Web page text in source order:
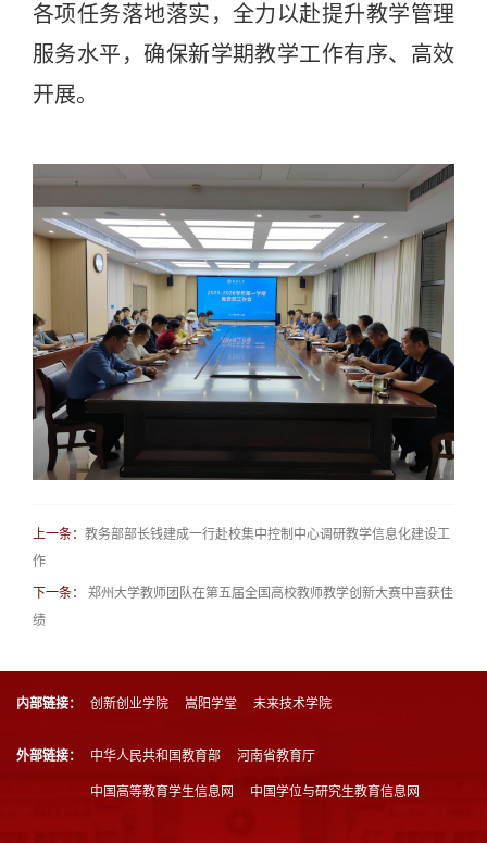
各项任务落地落实 ，全力以赴提升教学管理
服务水平，确保新学期教学工作有序、高效
开展。
上一条： 教务部部长钱建成一行赴校集中控制中心调研教学信息化建设工
作
下一条：
郑州大学教师团队在第五届全国高校教师教学创新大赛中喜获佳
绩
内部链接： 创新创业学院 嵩阳学堂 未来技术学院
外部链接： 中华人民共和国教育部 河南省教育厅
中国高等教育学生信息网 中国学位与研究生教育信息网